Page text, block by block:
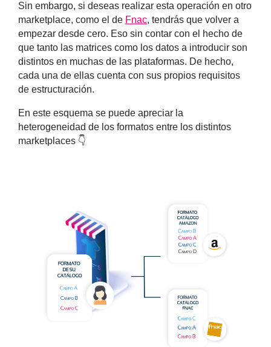
Sin embargo, si deseas realizar esta operación en otro
marketplace, como el de Fnac, tendrás que volver a
empezar desde cero. Eso sin contar con el hecho de
que tanto las matrices como los datos a introducir son
distintos en muchas de las plataformas. De hecho,
cada una de ellas cuenta con sus propios requisitos
de estructuración.
En este esquema se puede apreciar la
heterogeneidad de los formatos entre los distintos
marketplaces 👇